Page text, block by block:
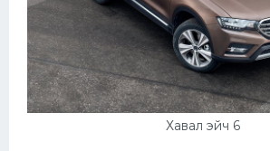
Хавал эйч 6